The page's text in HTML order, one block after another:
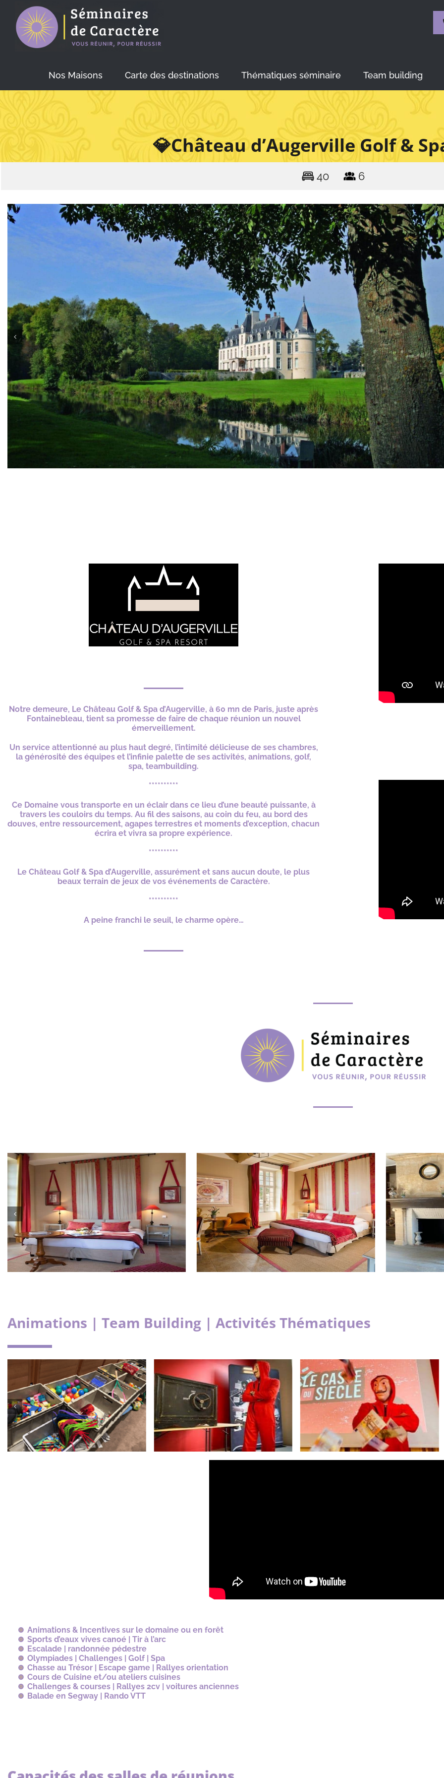
content
Nos Maisons Carte des destinations Thématiques séminaire Team building
💎Château d’Augerville Golf &
40 6
Notre demeure, Le Château Golf & Spa d’Augerville, à 60 mn de Paris, juste après
Fontainebleau, tient sa promesse de faire de chaque réunion un nouvel
émerveillement.
Un service attentionné au plus haut degré, l’intimité délicieuse de ses chambres,
la générosité des équipes et l’infinie palette de ses activités, animations, golf,
spa, teambuilding.
**********
Ce Domaine vous transporte en un éclair dans ce lieu d’une beauté puissante, à
travers les couloirs du temps. Au fil des saisons, au coin du feu, au bord des
douves, entre ressourcement, agapes terrestres et moments d’exception, chacun
écrira et vivra sa propre expérience.
**********
Le Château Golf & Spa d’Augerville, assurément et sans aucun doute, le plus
beaux terrain de jeux de vos événements de Caractère.
**********
A peine franchi le seuil, le charme opère…
Animations | Team Building | Activités Thématiques
Animations & Incentives sur le domaine ou en forêt
Sports d’eaux vives canoé | Tir à l’arc
Escalade | randonnée pédestre
Olympiades | Challenges | Golf | Spa
Chasse au Trésor | Escape game | Rallyes orientation
Cours de Cuisine et/ou ateliers cuisines
Challenges & courses | Rallyes 2cv | voitures anciennes
Balade en Segway | Rando VTT